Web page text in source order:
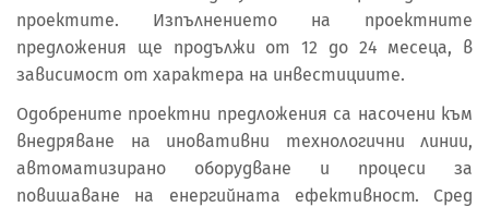
проектите. Изпълнението на проектните
предложения ще продължи от 12 до 24 месеца, в
зависимост от характера на инвестициите.
Одобрените проектни предложения са насочени към
внедряване на иновативни технологични линии,
автоматизирано оборудване и процеси за
повишаване на енергийната ефективност. Сред